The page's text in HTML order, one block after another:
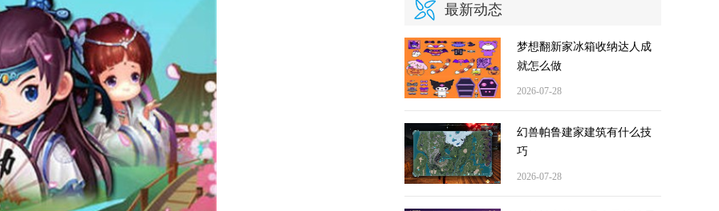
最新动态
梦想翻新家冰箱收纳达人成
就怎么做
2026-07-28
幻兽帕鲁建家建筑有什么技
巧
2026-07-28